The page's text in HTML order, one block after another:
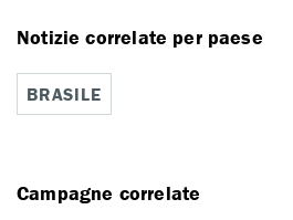
Notizie correlate per paese
BRASILE
Campagne correlate